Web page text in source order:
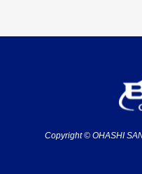
Copyright © OHASHI